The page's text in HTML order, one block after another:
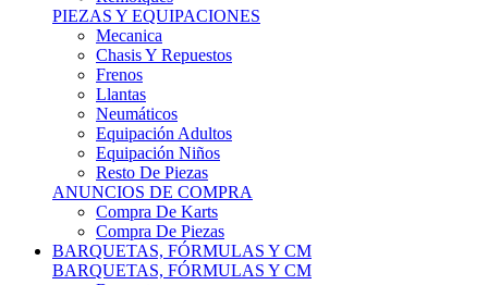
Mecanica
Chasis Y Repuestos
Frenos
Llantas
Neumáticos
Equipación Adultos
Equipación Niños
Resto De Piezas
ANUNCIOS DE COMPRA
Compra De Karts
Compra De Piezas
BARQUETAS, FÓRMULAS Y CM
BARQUETAS, FÓRMULAS Y CM
Barquetas